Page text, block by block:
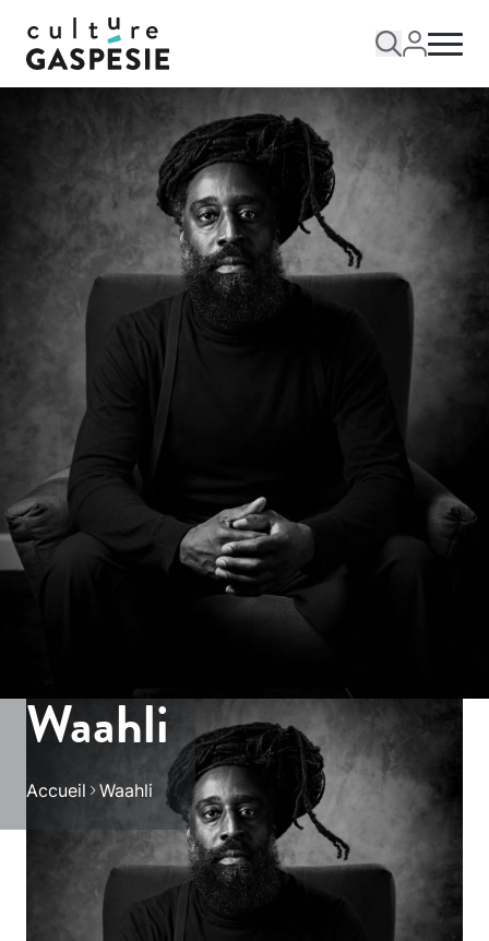
Waahli
Accueil Waahli